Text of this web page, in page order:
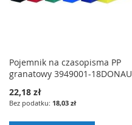
Pojemnik na czasopisma PP
granatowy 3949001-18DONAU
22,18 zł
18,03 zł